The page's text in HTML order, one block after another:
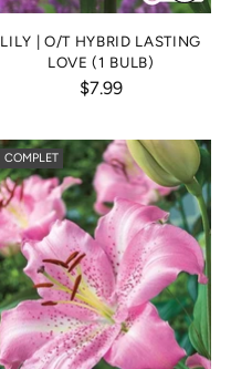
LILY | O/T HYBRID LASTING
LOVE (1 BULB)
$7.99
COMPLET